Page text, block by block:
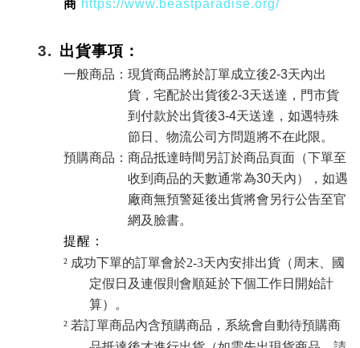
商 https://www.beastparadise.org/
3. 出貨事項：
一般商品：現貨商品將於訂單成立後2-3天內出
貨，宅配於出貨後2-3天送達，門市貨
到付款於出貨後3-4天送達，如遇特殊
節日、物流公司方問題將不在此限。
預購商品：商品抵達時間另訂於商品頁面（下單至
收到商品的天數通常為30天內），如遇
廠商無預警延後出貨將會另行公告至官
網及臉書。
提醒：
² 成功下單的訂單會於2-3天內安排出貨（周末、國
定假日及連假則會順延於下個工作日開始計
算） 。
² 若訂單商品內含預購商品，系統會自動待預購商